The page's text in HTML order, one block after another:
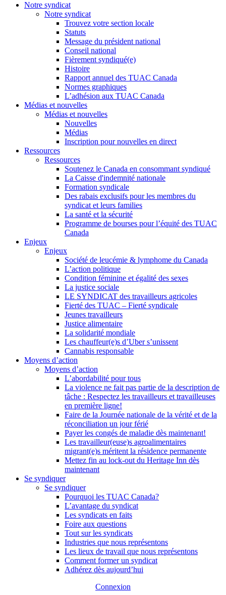
Notre syndicat
Notre syndicat
Trouvez votre section locale
Statuts
Message du président national
Conseil national
Fièrement syndiqué(e)
Histoire
Rapport annuel des TUAC Canada
Normes graphiques
L’adhésion aux TUAC Canada
Médias et nouvelles
Médias et nouvelles
Nouvelles
Médias
Inscription pour nouvelles en direct
Ressources
Ressources
Soutenez le Canada en consommant syndiqué
La Caisse d'indemnité nationale
Formation syndicale
Des rabais exclusifs pour les membres du
syndicat et leurs families
La santé et la sécurité
Programme de bourses pour l’équité des TUAC
Canada
Enjeux
Enjeux
Société de leucémie & lymphome du Canada
L’action politique
Condition féminine et égalité des sexes
La justice sociale
LE SYNDICAT des travailleurs agricoles
Fierté des TUAC – Fierté syndicale
Jeunes travailleurs
Justice alimentaire
La solidarité mondiale
Les chauffeur(e)s d’Uber s’unissent
Cannabis responsable
Moyens d’action
Moyens d’action
L’abordabilité pour tous
La violence ne fait pas partie de la description de
tâche : Respectez les travailleurs et travailleuses
en première ligne!
Faire de la Journée nationale de la vérité et de la
réconciliation un jour férié
Payer les congés de maladie dès maintenant!
Les travailleur(euse)s agroalimentaires
migrant(e)s méritent la résidence permanente
Mettez fin au lock-out du Heritage Inn dès
maintenant
Se syndiquer
Se syndiquer
Pourquoi les TUAC Canada?
L’avantage du syndicat
Les syndicats en faits
Foire aux questions
Tout sur les syndicats
Industries que nous représentons
Les lieux de travail que nous représentons
Comment former un syndicat
Adhérez dès aujourd’hui
Connexion